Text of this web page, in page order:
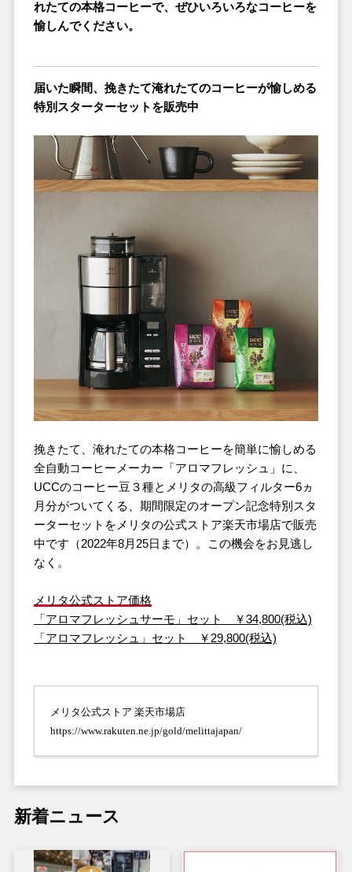
れたての本格コーヒーで、ぜひいろいろなコーヒーを
愉しんでください。
届いた瞬間、挽きたて淹れたてのコーヒーが愉しめる
特別スターターセットを販売中
挽きたて、淹れたての本格コーヒーを簡単に愉しめる
全自動コーヒーメーカー「アロマフレッシュ」に、
UCCのコーヒー豆３種とメリタの高級フィルター6ヵ
月分がついてくる、期間限定のオープン記念特別スタ
ーターセットをメリタの公式ストア楽天市場店で販売
中です（2022年8月25日まで）。この機会をお見逃し
なく。
メリタ公式ストア価格
「アロマフレッシュサーモ」セット ￥34,800(税込)
「アロマフレッシュ」セット ￥29,800(税込)
メリタ公式ストア 楽天市場店
https://www.rakuten.ne.jp/gold/melittajapan/
新着ニュース